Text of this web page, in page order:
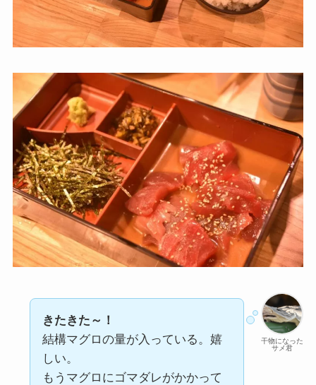
干物になった
サメ君
きたきた～！
結構マグロの量が入っている。嬉
しい。
もうマグロにゴマダレがかかって